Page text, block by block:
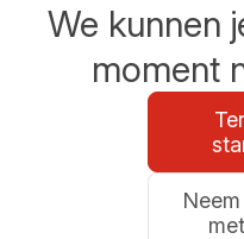
We kunnen
moment